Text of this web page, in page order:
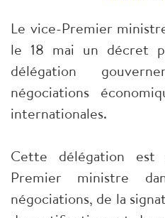
Le vice-Premier
le 18 mai un décret
délégation
négociations
internationales.
Cette délégation est
Premier ministre
négociations, de la